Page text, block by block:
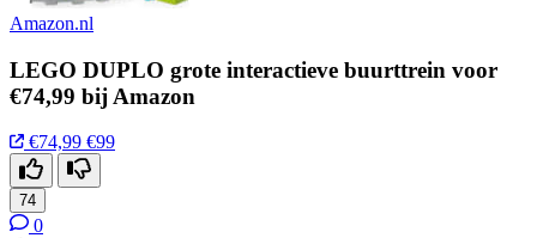
Amazon.nl
LEGO DUPLO grote interactieve buurttrein voor
€74,99 bij Amazon
€74,99 €99
74
0